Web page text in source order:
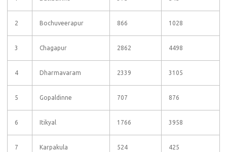
2 Bochuveerapur 866 1028
3 Chagapur 2862 4498
4 Dharmavaram 2339 3105
5 Gopaldinne 707 876
6 Itikyal 1766 3958
7 Karpakula 524 425